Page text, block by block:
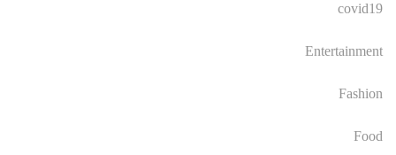
covid19
Entertainment
Fashion
Food